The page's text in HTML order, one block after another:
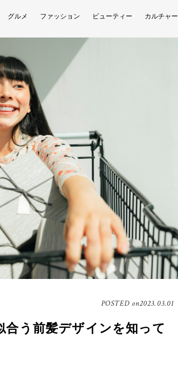
グルメ ファッション ビューティー カルチャー
POSTED on2023.03.01
合う前髪デザインを知って